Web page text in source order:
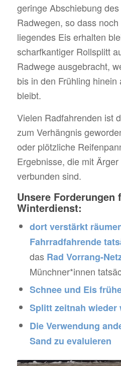
geringe Abschiebung
Radwegen, so dass
liegendes Eis erhalten
scharfkantiger Rollsplitt
Radwege ausgebracht,
bis in den Frühling
bleibt.
Vielen Radfahrenden ist
zum Verhängnis
oder plötzliche
Ergebnisse, die mit
verbunden sind.
Unsere Forderungen
Winterdienst:
dort verstärkt
Fahrradfahrende
das Rad Vorrang-
Münchner*innen
Schnee und Eis
Splitt zeitnah wieder
Die Verwendung
Sand zu evaluieren